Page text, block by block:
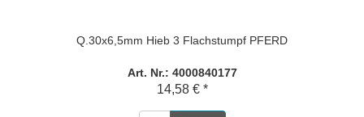
Q.30x6,5mm Hieb 3 Flachstumpf PFERD
Art. Nr.: 4000840177
14,58 € *